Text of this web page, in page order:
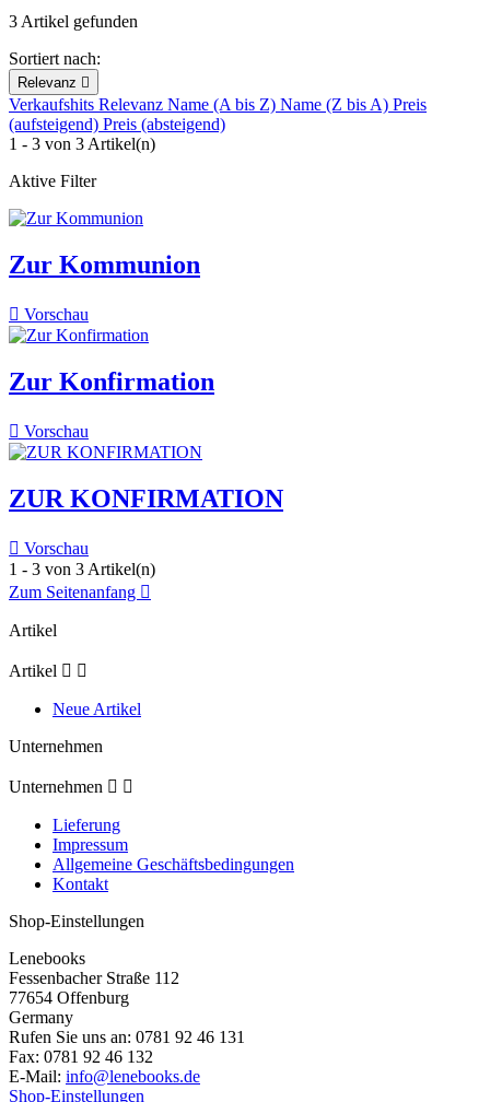
3 Artikel gefunden
Sortiert nach:
Relevanz 
Verkaufshits Relevanz Name (A bis Z) Name (Z bis A) Preis
(aufsteigend) Preis (absteigend)
1 - 3 von 3 Artikel(n)
Aktive Filter
Zur Kommunion
 Vorschau
Zur Konfirmation
 Vorschau
ZUR KONFIRMATION
 Vorschau
1 - 3 von 3 Artikel(n)
Zum Seitenanfang 
Artikel
Artikel  
Neue Artikel
Unternehmen
Unternehmen  
Lieferung
Impressum
Allgemeine Geschäftsbedingungen
Kontakt
Shop-Einstellungen
Lenebooks
Fessenbacher Straße 112
77654 Offenburg
Germany
Rufen Sie uns an: 0781 92 46 131
Fax: 0781 92 46 132
E-Mail: info@lenebooks.de
Shop-Einstellungen